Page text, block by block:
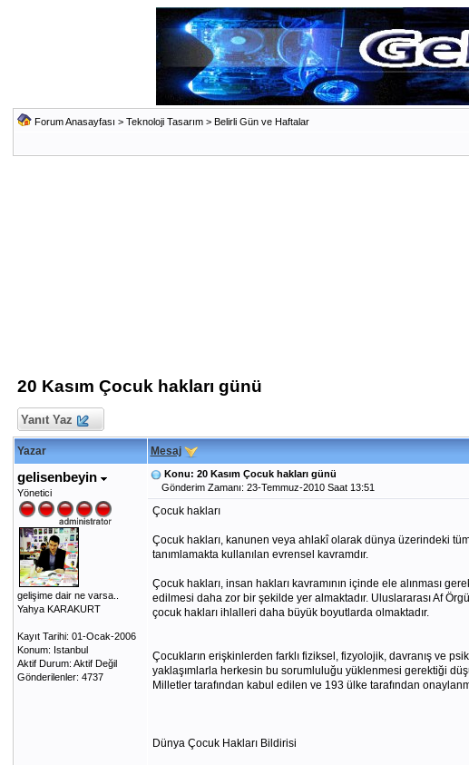
Forum Anasayfası > Teknoloji Tasarım> Belirli Gün ve Haftalar
20 Kasım Çocuk hakları günü
Yanıt Yaz
Yazar Mesaj
gelisenbeyin
Yönetici
gelişime dair ne varsa..
Yahya KARAKURT
Kayıt Tarihi: 01-Ocak-2006
Konum: Istanbul
Aktif Durum: Aktif Değil
Gönderilenler: 4737
Konu: 20 Kasım Çocuk hakları günü
Gönderim Zamanı: 23-Temmuz-2010 Saat 13:51
Çocuk hakları
Çocuk hakları, kanunen veya ahlakî olarak dünya üzerindeki
tanımlamakta kullanılan evrensel kavramdır.
Çocuk hakları, insan hakları kavramının içinde ele alınması
edilmesi daha zor bir şekilde yer almaktadır. Uluslararası Af
çocuk hakları ihlalleri daha büyük boyutlarda olmaktadır.
Çocukların erişkinlerden farklı fiziksel, fizyolojik, davranış ve
yaklaşımlarla herkesin bu sorumluluğu yüklenmesi gerektiği
Milletler tarafından kabul edilen ve 193 ülke tarafından
Dünya Çocuk Hakları Bildirisi